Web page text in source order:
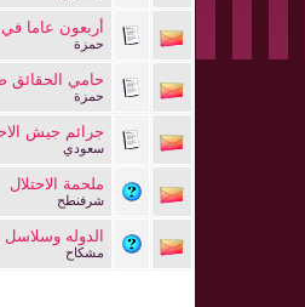
أربعون عاما
حمزة
حامي الحقائق
حمزة
جرائم جيش
سعودي
ملحمة الاحتلال
شرفنطح
الدوله وسلاسل
مشكاح